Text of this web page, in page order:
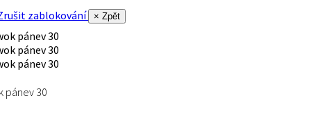
zablokování
× Zpět
pánev 30